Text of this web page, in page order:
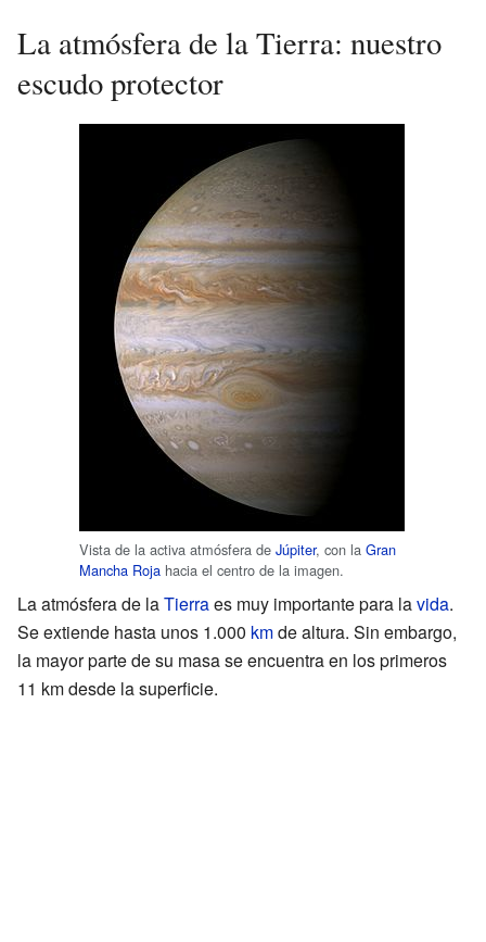
La atmósfera de la Tierra: nuestro
escudo protector
Vista de la activa atmósfera de Júpiter, con la Gran
Mancha Roja hacia el centro de la imagen.
La atmósfera de laTierraes muy importante para lavida.
Se extiende hasta unos 1.000 kmde altura. Sin embargo,
la mayor parte de su masa se encuentra en los primeros
11 km desde la superficie.